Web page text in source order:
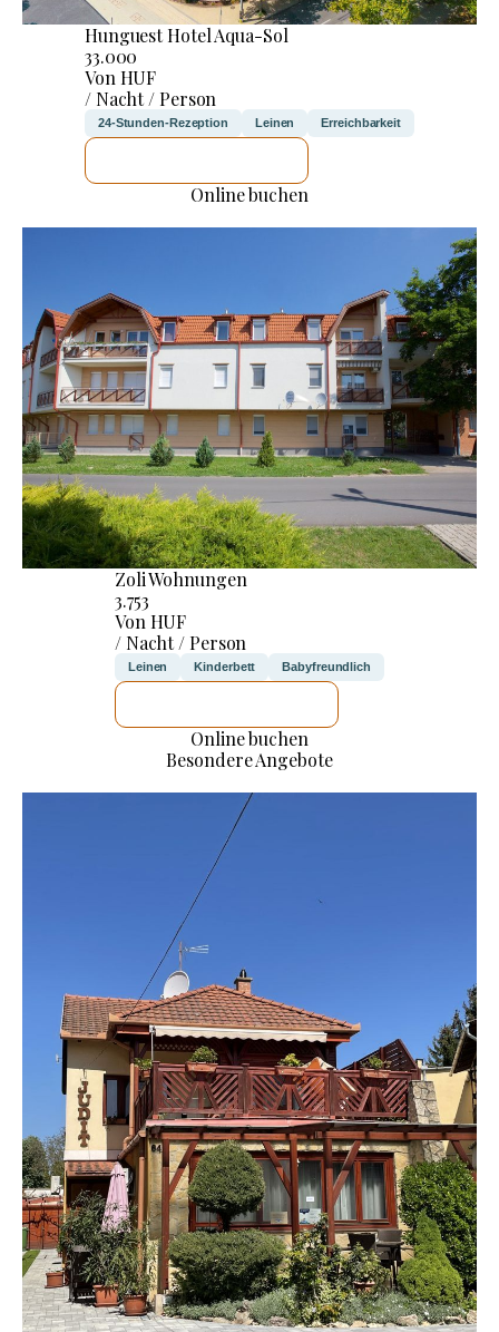
Hunguest Hotel Aqua-Sol
33.000
Von HUF
/ Nacht / Person
24-Stunden-Rezeption Leinen Erreichbarkeit
Online buchen
Zoli Wohnungen
3.753
Von HUF
/ Nacht / Person
Leinen Kinderbett Babyfreundlich
Online buchen
Besondere Angebote